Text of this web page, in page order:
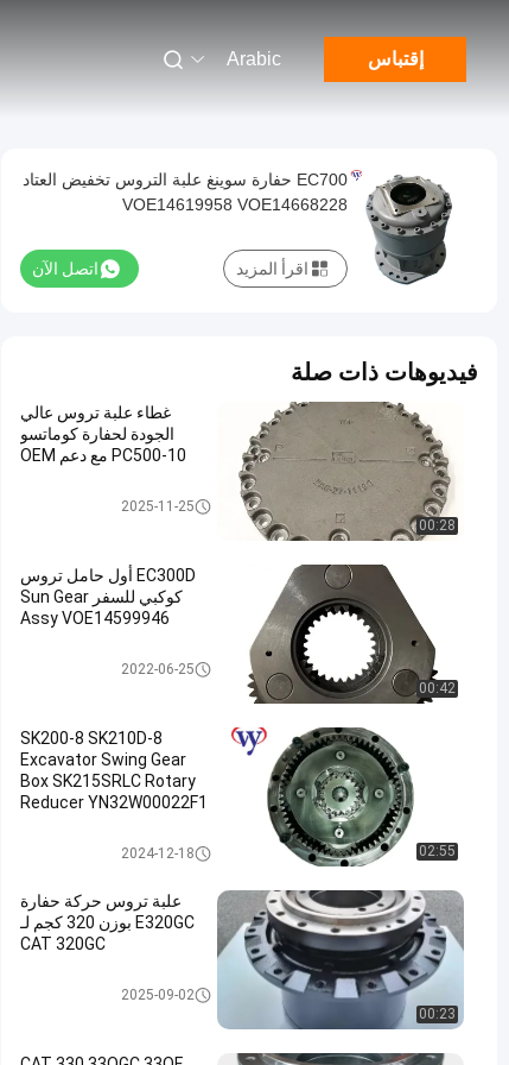
إقتباس Arabic
EC700 حفارة سوينغ علبة التروس تخفيض العتاد
VOE14619958 VOE14668228
اتصل الآن اقرأ المزيد
فيديوهات ذات صلة
00:28
غطاء علبة تروس عالي
الجودة لحفارة كوماتسو
PC500-10 مع دعم OEM
حفارة علبة التروس البديل
2025-11-25
00:42
EC300D أول حامل تروس
كوكبي للسفر Sun Gear
Assy VOE14599946
تجميع حامل الكوكب2022-06-25
02:55
SK200-8 SK210D-8
Excavator Swing Gear
Box SK215SRLC Rotary
Reducer YN32W00022F1
حفارة علبة التروس البديل
2024-12-18
00:23
علبة تروس حركة حفارة
E320GC بوزن 320 كجم لـ
CAT 320GC
علبة التروس حفارة2025-09-02